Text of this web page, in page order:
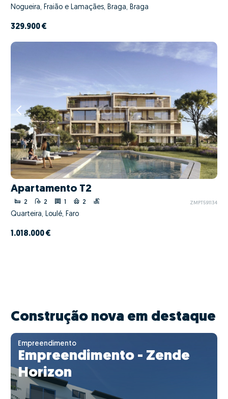
Nogueira, Fraião e Lamaçães, Braga, Braga
329.900 €
Apartamento T2
2 2 2 ZMPT591134
Quarteira, Loulé, Faro
1.018.000 €
Construção nova em destaque
Empreendimento
Empreendimento - Zende
Horizon